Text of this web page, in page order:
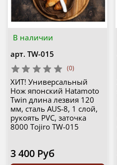
В наличии
арт. TW-015
(0)
ХИТ! Универсальный
Нож японский Hatamoto
Twin длина лезвия 120
мм, сталь AUS-8, 1 слой,
рукоять PVC, заточка
8000 Tojiro TW-015
3 400 Руб